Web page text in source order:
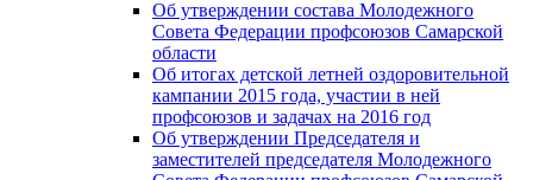
Об утверждении состава Молодежного
Совета Федерации профсоюзов Самарской
области
Об итогах детской летней оздоровительной
кампании 2015 года, участии в ней
профсоюзов и задачах на 2016 год
Об утверждении Председателя и
заместителей председателя Молодежного